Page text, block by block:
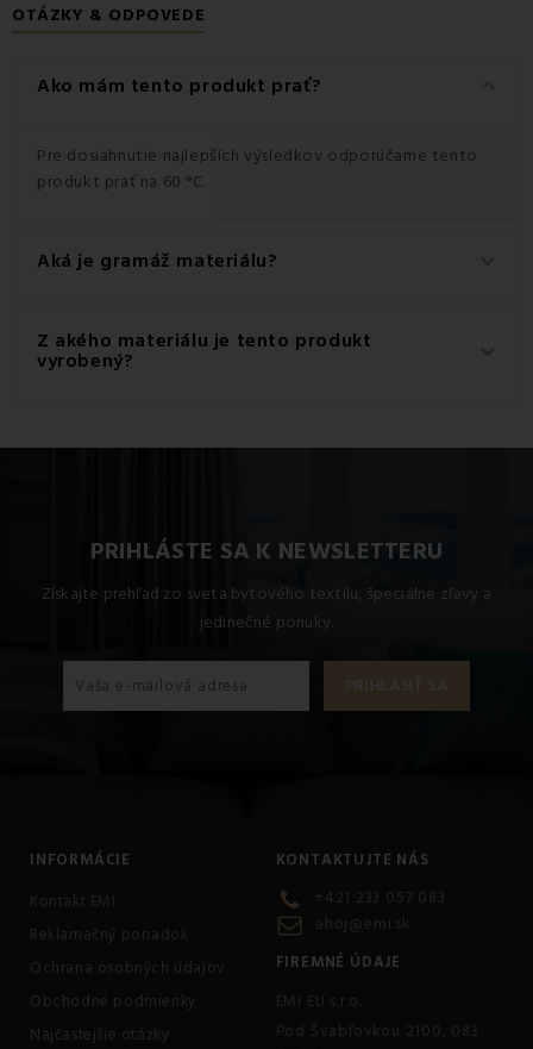
OTÁZKY & ODPOVEDE
Ako mám tento produkt prať? keyboard_arrow_down
Pre dosiahnutie najlepších výsledkov odporúčame tento
produkt prať na 60 °C.
Aká je gramáž materiálu?
Gramáž materiálu použitého pre tento produkt je 145
g/m2.
Z akého materiálu je tento produkt
vyrobený?
PRIHLÁSTE SA K NEWSLETTERU
Získajte prehľad zo sveta bytového textilu, špeciálne zľavy a
jedinečné ponuky.
INFORMÁCIE
Kontakt EMI
Reklamačný poriadok
Ochrana osobných údajov
Obchodné podmienky
Najčastejšie otázky
KONTAKTUJTE NÁS
+421 233 057 083
ahoj@emi.sk
FIREMNÉ ÚDAJE
EMI EU s.r.o.
Pod Švabľovkou 2100, 083